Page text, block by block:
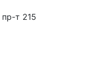
т 215